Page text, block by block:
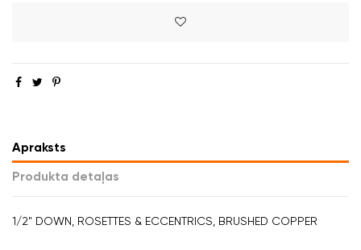
Apraksts
Produkta detaļas
1/2" DOWN, ROSETTES & ECCENTRICS, BRUSHED COPPER